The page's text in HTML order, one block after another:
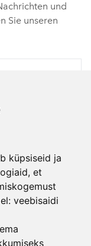
küpsiseid ja
et
veebisaidi
und
Sie unseren